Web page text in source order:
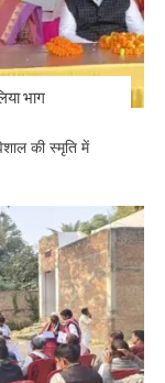
भाग
की स्मृति में